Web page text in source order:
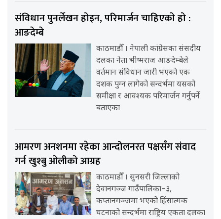
संविधान पुनर्लेखन होइन, परिमार्जन चाहिएको हो :
आङदेम्बे
काठमाडौँ । नेपाली कांग्रेसका संसदीय
दलका नेता भीष्मराज आङदेम्बेले
वर्तमान संविधान जारी भएको एक
दशक पुग्न लागेको सन्दर्भमा यसको
समीक्षा र आवश्यक परिमार्जन गर्नुपर्ने
बताएका
आमरण अनशनमा रहेका आन्दोलनरत पक्षसँग संवाद
गर्न खुश्बु ओलीको आग्रह
काठमाडौँ । सुनसरी जिल्लाको
देवानगञ्ज गाउँपालिका–३,
कप्तानगञ्जमा भएको हिंसात्मक
घटनाको सन्दर्भमा राष्ट्रिय एकता दलका